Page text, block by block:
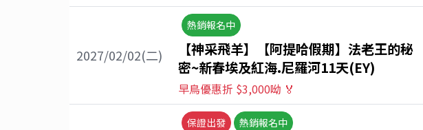
2027/02/02(二)
熱銷報名中
【神采飛羊】【阿提哈假期】法老王的秘
密~新春埃及紅海.尼羅河11天(EY)
早鳥優惠折 $3,000呦 🏅
保證出發 熱銷報名中